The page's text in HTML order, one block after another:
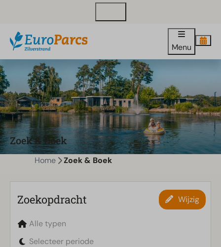
Menu
Zoek & Boek
Home Zoek & Boek
Zoekopdracht Wijzig
Alle typen
Selecteer periode